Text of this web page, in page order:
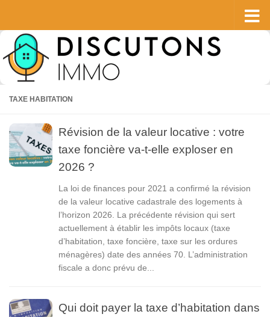
TAXE HABITATION
Révision de la valeur locative : votre
taxe foncière va-t-elle exploser en
2026 ?
La loi de finances pour 2021 a confirmé la révision
de la valeur locative cadastrale des logements à
l’horizon 2026. La précédente révision qui sert
actuellement à établir les impôts locaux (taxe
d’habitation, taxe foncière, taxe sur les ordures
ménagères) date des années 70. L’administration
fiscale a donc prévu de...
Qui doit payer la taxe d’habitation dans